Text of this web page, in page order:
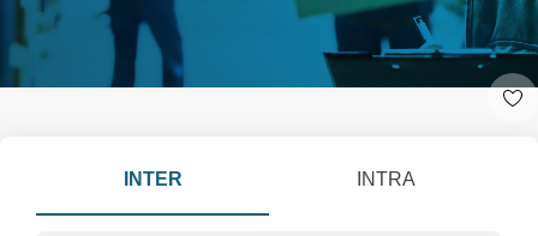
INTER INTRA